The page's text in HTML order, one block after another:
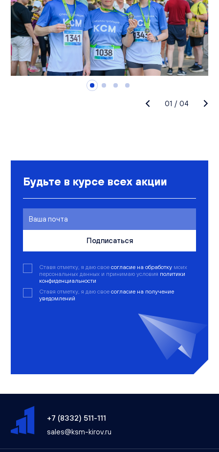
01 / 04
Будьте в курсе всех акции
Подписаться
Ставя отметку, я даю свое согласие на обработку моих
персональных данных и принимаю условия политики
конфиденциальности
Ставя отметку, я даю свое согласие на получение
уведомлений
+7 (8332) 511-111
sales@ksm-kirov.ru